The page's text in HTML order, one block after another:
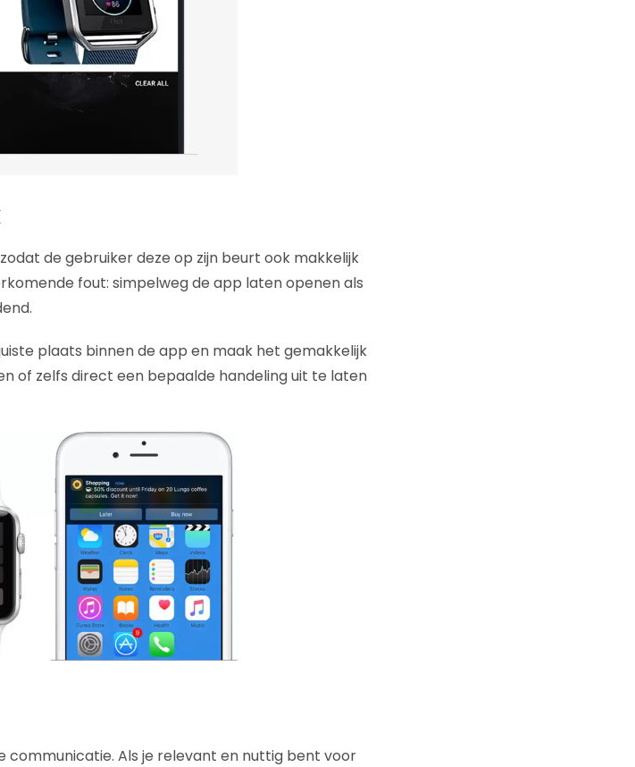
de gebruiker deze op zijn beurt ook makkelijk
fout: simpelweg de app laten openen als
plaats binnen de app en maak het gemakkelijk
of zelfs direct een bepaalde handeling uit te laten
communicatie. Als je relevant en nuttig bent voor